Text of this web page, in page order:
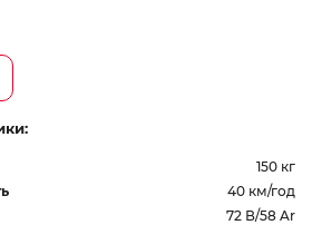
150 кг
40 км/год
72 В/58 Ar